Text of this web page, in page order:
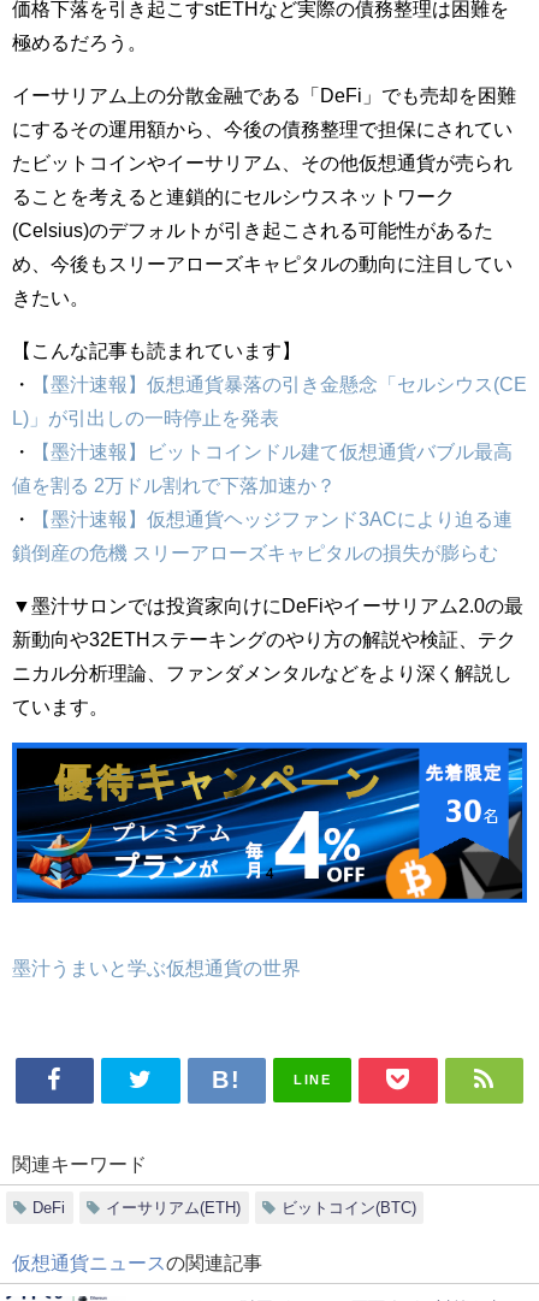
価格下落を引き起こすstETHなど実際の債務整理は困難を
極めるだろう。
イーサリアム上の分散金融である「DeFi」でも売却を困難
にするその運用額から、今後の債務整理で担保にされてい
たビットコインやイーサリアム、その他仮想通貨が売られ
ることを考えると連鎖的にセルシウスネットワーク
(Celsius)のデフォルトが引き起こされる可能性があるた
め、今後もスリーアローズキャピタルの動向に注目してい
きたい。
【こんな記事も読まれています】
・
【墨汁速報】仮想通貨暴落の引き金懸念「セルシウス(CE
L)」が引出しの一時停止を発表
・
【墨汁速報】ビットコインドル建て仮想通貨バブル最高
値を割る 2万ドル割れで下落加速か？
・
【墨汁速報】仮想通貨ヘッジファンド3ACにより迫る連
鎖倒産の危機 スリーアローズキャピタルの損失が膨らむ
▼墨汁サロンでは投資家向けにDeFiやイーサリアム2.0の最
新動向や32ETHステーキングのやり方の解説や検証、テク
ニカル分析理論、ファンダメンタルなどをより深く解説し
ています。
墨汁うまいと学ぶ仮想通貨の世界
LINE
関連キーワード
DeFi イーサリアム(ETH) ビットコイン(BTC)
仮想通貨ニュースの関連記事